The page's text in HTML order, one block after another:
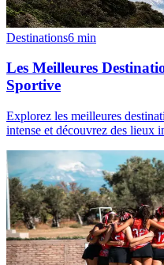
Destinations6 min
Les Meilleures
Sportive
Explorez les meilleures
intense et découvrez des lieux